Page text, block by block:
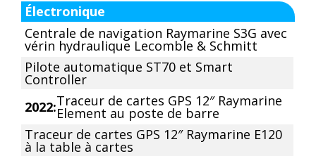
Électronique
Centrale de navigation Raymarine S3G avec
vérin hydraulique Lecomble & Schmitt
Pilote automatique ST70 et Smart
Controller
2022:Traceur de cartes GPS 12″ Raymarine
Element au poste de barre
Traceur de cartes GPS 12″ Raymarine E120
à la table à cartes